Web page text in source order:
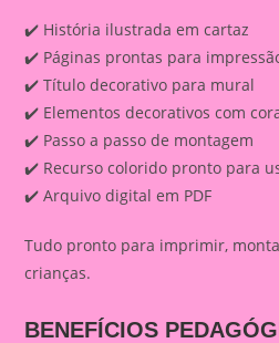
✔️ História ilustrada em cartaz
✔️ Páginas prontas para
✔️ Título decorativo para mural
✔️ Elementos decorativos com
✔️ Passo a passo de montagem
✔️ Recurso colorido pronto para
✔️ Arquivo digital em PDF
Tudo pronto para imprimir,
crianças.
BENEFÍCIOS